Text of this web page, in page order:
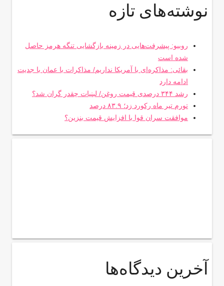
نوشته‌های تازه
روبیو: پیشرفت‌هایی در زمینه بازگشایی تنگه هرمز حاصل
شده است
بقائی: مذاکره‌ای با آمریکا نداریم/ مذاکرات با عمان با جدیت
ادامه دارد
رشد ۳۴۴ درصدی قیمت روغن/ لبنیات چقدر گران شد؟
تورم تیر ماه رکورد زد؛ ۸۳.۹ درصد
موافقت سران قوا با افزایش قیمت بنزین؟
آخرین دیدگاه‌ها